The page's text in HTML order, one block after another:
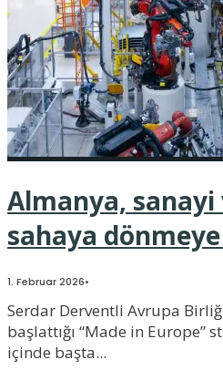
Almanya,
sahaya dönmeye
1. Februar 2026•
Serdar Derventli Avrupa
başlattığı “Made in Europe”
içinde başta...